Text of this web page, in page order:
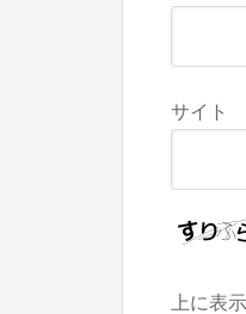
サイト
上に表